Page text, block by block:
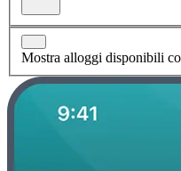
Mostra alloggi disponibili